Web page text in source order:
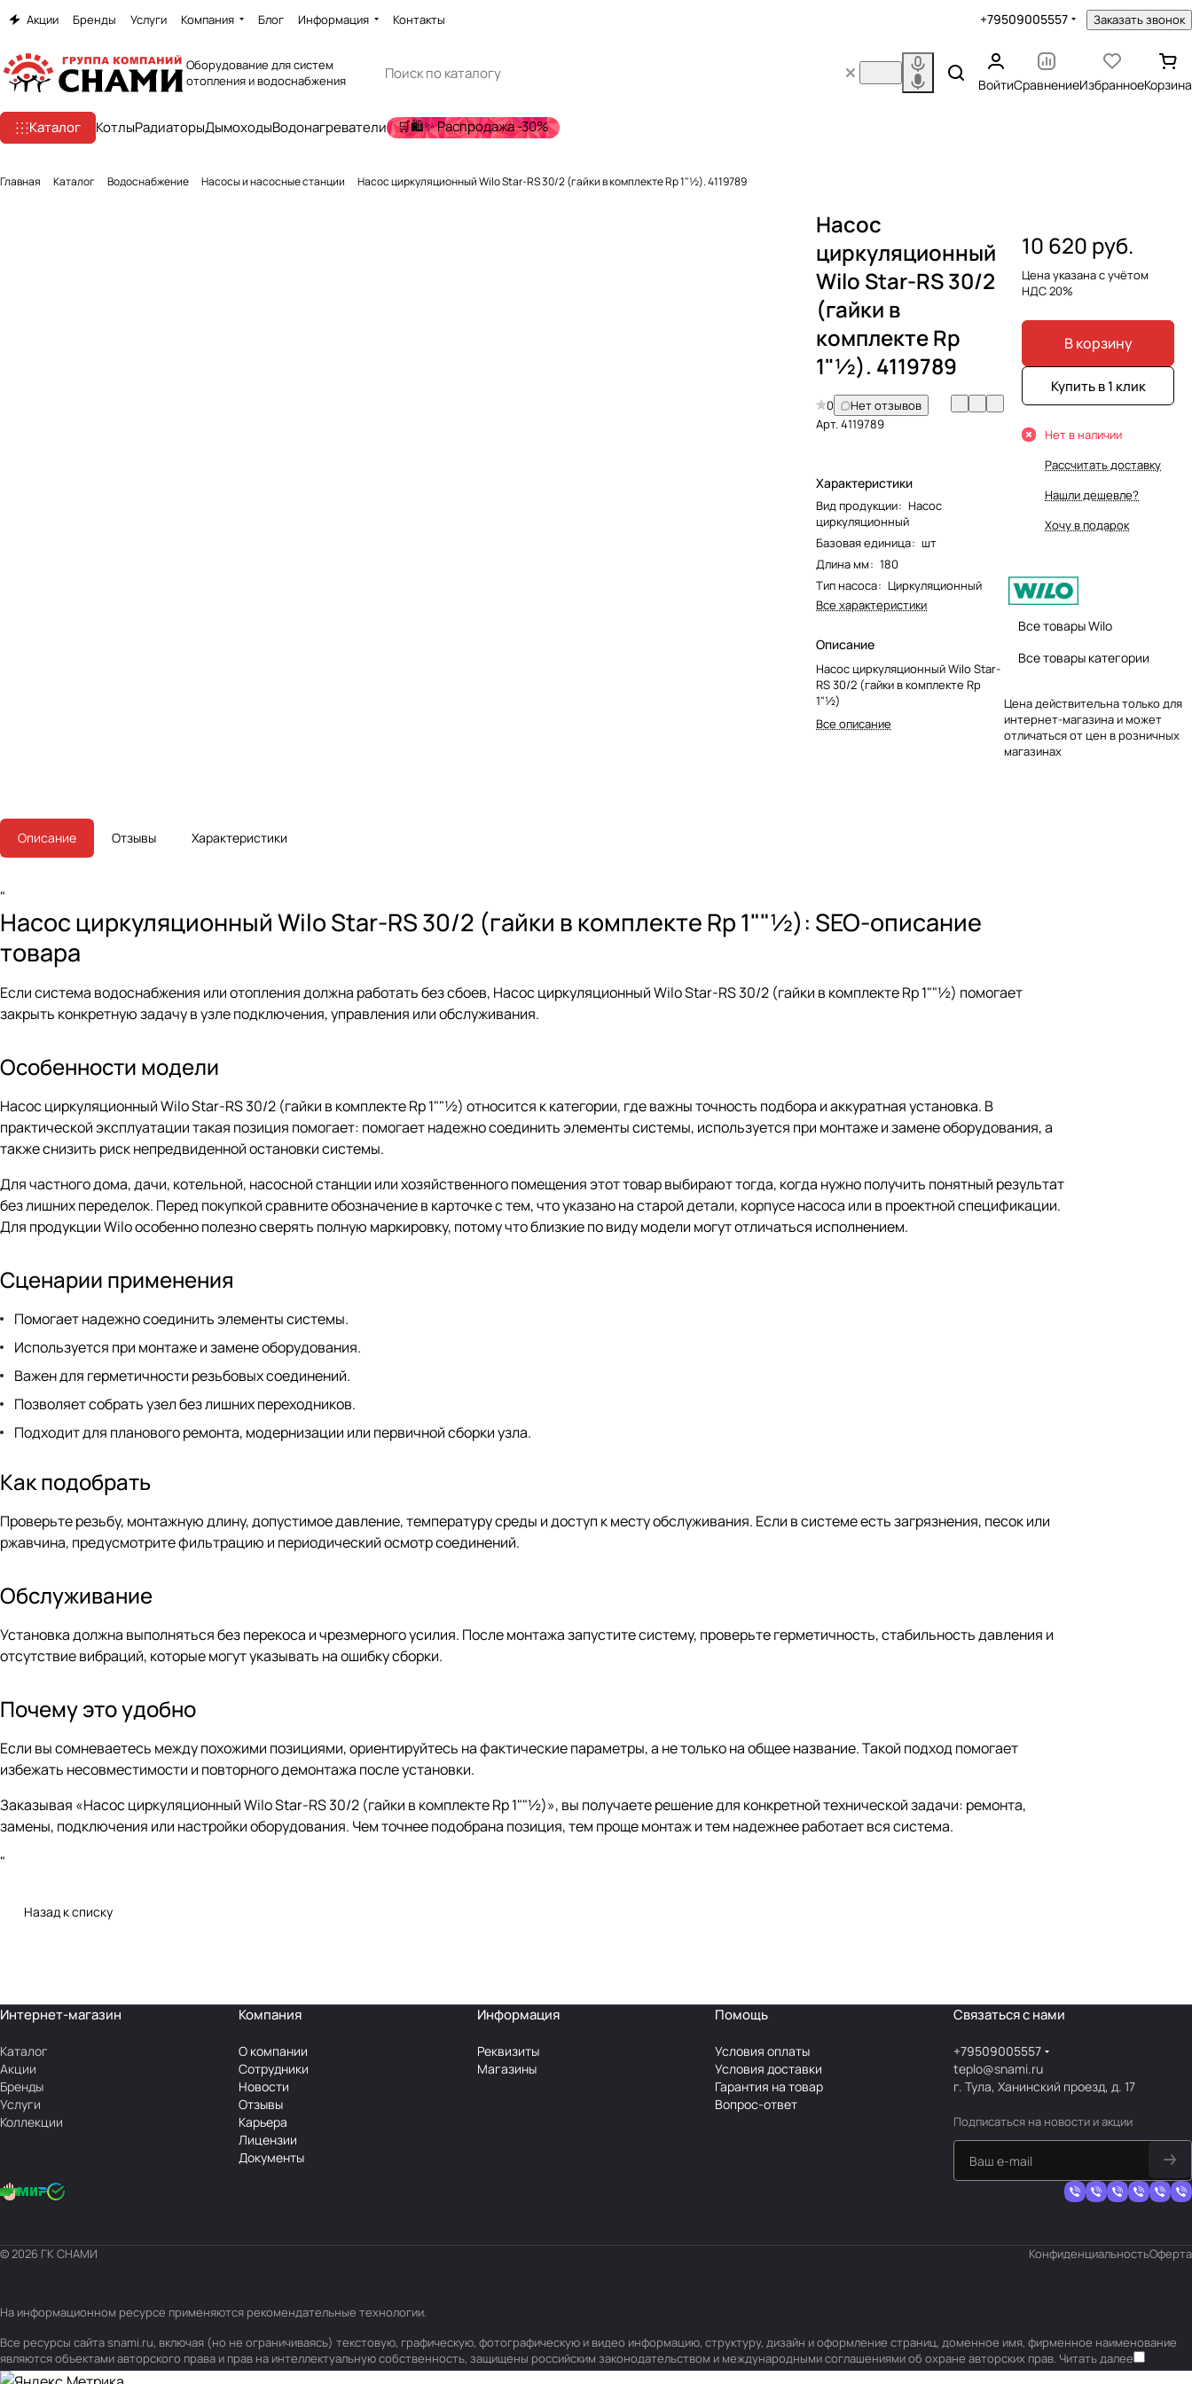
Акции Бренды Услуги Компания Блог Информация Контакты +79509005557 Заказать звонок
Оборудование для систем
отопления и водоснабжения
ВойтиСравнениеИзбранноеКорзина
Каталог КотлыРадиаторыДымоходыВодонагреватели 🛒🛍️✨ Распродажа -30%
Главная Каталог Водоснабжение Насосы и насосные станции Насос циркуляционный Wilo Star-RS 30/2 (гайки в комплекте Rp 1"½). 4119789
Насос
циркуляционный
Wilo Star-RS 30/2
(гайки в
комплекте Rp
1"½). 4119789
0
Нет отзывов
Арт.4119789
Характеристики
Вид продукции: Насос
циркуляционный
Базовая единица: шт
Длина мм: 180
Тип насоса: Циркуляционный
Все характеристики
Описание
Насос циркуляционный Wilo Star-
RS 30/2 (гайки в комплекте Rp
1"½)
Все описание
10 620 руб.
Цена указана с учётом
НДС 20%
В корзину
Купить в 1 клик
Нет в наличии
Рассчитать доставку
Нашли дешевле?
Хочу в подарок
Все товары Wilo
Все товары категории
Цена действительна только для
интернет-магазина и может
отличаться от цен в розничных
магазинах
Описание Отзывы Характеристики
"
Насос циркуляционный Wilo Star-RS 30/2 (гайки в комплекте Rp 1""½): SEO-описание
товара
Если система водоснабжения или отопления должна работать без сбоев, Насос циркуляционный Wilo Star-RS 30/2 (гайки в комплекте Rp 1""½) помогает
закрыть конкретную задачу в узле подключения, управления или обслуживания.
Особенности модели
Насос циркуляционный Wilo Star-RS 30/2 (гайки в комплекте Rp 1""½) относится к категории, где важны точность подбора и аккуратная установка. В
практической эксплуатации такая позиция помогает: помогает надежно соединить элементы системы, используется при монтаже и замене оборудования, а
также снизить риск непредвиденной остановки системы.
Для частного дома, дачи, котельной, насосной станции или хозяйственного помещения этот товар выбирают тогда, когда нужно получить понятный результат
без лишних переделок. Перед покупкой сравните обозначение в карточке с тем, что указано на старой детали, корпусе насоса или в проектной спецификации.
Для продукции Wilo особенно полезно сверять полную маркировку, потому что близкие по виду модели могут отличаться исполнением.
Сценарии применения
Помогает надежно соединить элементы системы.
Используется при монтаже и замене оборудования.
Важен для герметичности резьбовых соединений.
Позволяет собрать узел без лишних переходников.
Подходит для планового ремонта, модернизации или первичной сборки узла.
Как подобрать
Проверьте резьбу, монтажную длину, допустимое давление, температуру среды и доступ к месту обслуживания. Если в системе есть загрязнения, песок или
ржавчина, предусмотрите фильтрацию и периодический осмотр соединений.
Обслуживание
Установка должна выполняться без перекоса и чрезмерного усилия. После монтажа запустите систему, проверьте герметичность, стабильность давления и
отсутствие вибраций, которые могут указывать на ошибку сборки.
Почему это удобно
Если вы сомневаетесь между похожими позициями, ориентируйтесь на фактические параметры, а не только на общее название. Такой подход помогает
избежать несовместимости и повторного демонтажа после установки.
Заказывая «Насос циркуляционный Wilo Star-RS 30/2 (гайки в комплекте Rp 1""½)», вы получаете решение для конкретной технической задачи: ремонта,
замены, подключения или настройки оборудования. Чем точнее подобрана позиция, тем проще монтаж и тем надежнее работает вся система.
"
Назад к списку
Интернет-магазин
Каталог
Акции
Бренды
Услуги
Коллекции
Компания
О компании
Сотрудники
Новости
Отзывы
Карьера
Лицензии
Документы
Информация
Реквизиты
Магазины
Помощь
Условия оплаты
Условия доставки
Гарантия на товар
Вопрос-ответ
Связаться с нами
+79509005557
teplo@snami.ru
г. Тула, Ханинский проезд, д. 17
Подписаться на новости и акции
© 2026 ГК СНАМИ КонфиденциальностьОферта
На информационном ресурсе применяются рекомендательные технологии.
Все ресурсы сайта snami.ru, включая (но не ограничиваясь) текстовую, графическую, фотографическую и видео информацию, структуру, дизайн и оформление страниц, доменное имя, фирменное наименование
являются объектами авторского права и прав на интеллектуальную собственность, защищены российским законодательством и международными соглашениями об охране авторских прав. Читать далее